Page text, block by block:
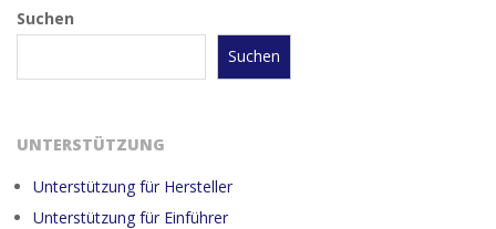
Suchen
Suchen
UNTERSTÜTZUNG
Unterstützung für Hersteller
Unterstützung für Einführer